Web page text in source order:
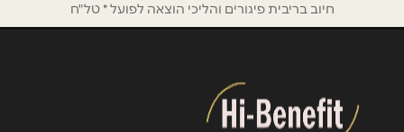
הודעה*
חיוב בריבית פיגורים והליכי הוצאה לפועל * טל"ח